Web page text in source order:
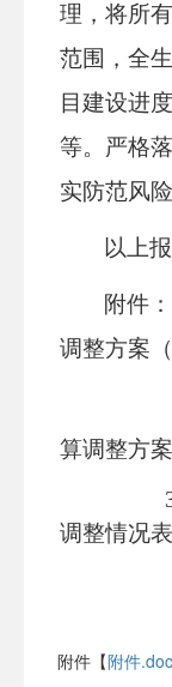
理，将所
范围，全
目建设进
等。严格
实防范风险
以上
附件：
调整方案（
算调整方
调整情况表
附件【附件